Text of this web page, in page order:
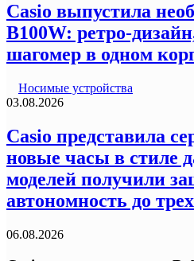
Casio выпустила
B100W: ретро-
шагомер в одном
Носимые устройства
03.08.2026
Casio представила
новые часы в стиле
моделей получили
автономность до
06.08.2026